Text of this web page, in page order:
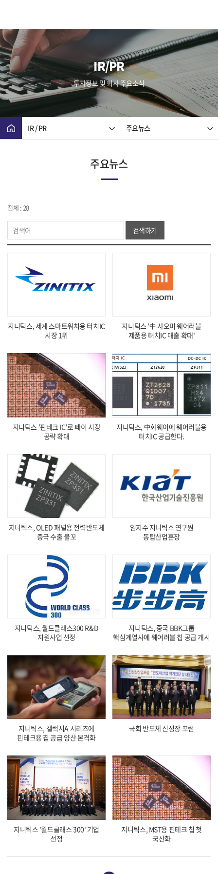
IR/PR
투자정보 및 회사 주요소식
IR / PR 주요뉴스
주요뉴스
전체 : 28
검색하기
지니틱스, 세계 스마트워치용 터치IC
시장 1위
지니틱스 '中 샤오미 웨어러블
제품용 터치IC 매출 확대'
지니틱스 '핀테크 IC'로 페이 시장
공략 확대
지니틱스, 中화웨이에 웨어러블용
터치IC 공급한다.
지니틱스, OLED 패널용 전력반도체
중국 수출 물꼬
임지수 지니틱스 연구원
동탑산업훈장
지니틱스, 월드클래스300 R&D
지원사업 선정
지니틱스, 중국 BBK그룹
핵심계열사에 웨어러블 칩 공급 개시
지니틱스, 갤럭시A 시리즈에
핀테크용 칩 공급 양산 본격화
국회 반도체 신성장 포럼
지니틱스 '월드클래스 300' 기업
선정
지니틱스, MST용 핀테크 칩 첫
국산화